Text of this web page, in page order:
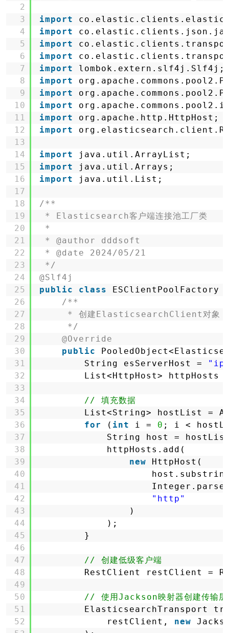
2
3
4
5
6
7
8
9
10
11
12
13
14
15
16
17
18
19
20
21
22
23
24
25
26
27
28
29
30
31
32
33
34
35
36
37
38
39
40
41
42
43
44
45
46
47
48
49
50
51
52
import
import
import
import
import
lombok.extern.slf4j.Slf4j;
import
import
import
import
org.apache.http.HttpHost;
import
import
java.util.ArrayList;
import
java.util.Arrays;
import
java.util.List;
/**
* Elasticsearch客户端连接池工厂类
*
* @author dddsoft
* @date 2024/05/21
*/
@Slf4j
public
class ESClientPoolFactory
/**
* 创建ElasticsearchClient对象
*/
@Override
public
String esServerHost =
List<HttpHost> httpHosts
// 填充数据
List<String> hostList =
for
( int i = 0 ; i <
String host =
httpHosts.add(
new
HttpHost(
"http"
)
);
}
// 创建低级客户端
RestClient restClient =
// 使用Jackson映射器创建传输层
ElasticsearchTransport
restClient, new